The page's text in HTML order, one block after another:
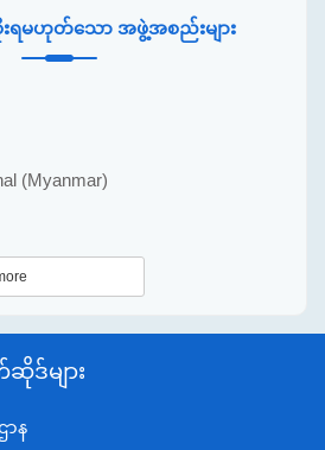
ရမဟုတ်သော အဖွဲ့အစည်းများ
(Myanmar)
ဒ်များ
ာန